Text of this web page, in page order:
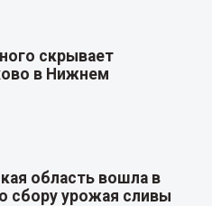
скрывает
в Нижнем
область вошла в
сбору урожая сливы